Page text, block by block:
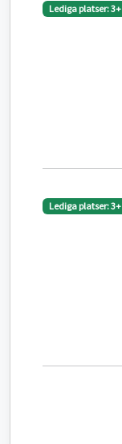
Lediga platser: 3+
Lediga platser: 3+